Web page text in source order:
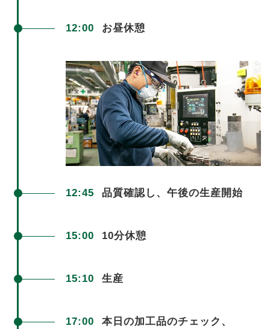
12:00 お昼休憩
12:45 品質確認し、 午後の生産開始
15:00 10分休憩
15:10 生産
17:00 本日の加工品のチェック、